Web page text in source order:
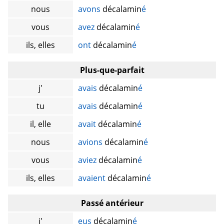
nous avons décalaminé
vous
avez décalaminé
ils, elles
ont décalaminé
Plus-que-parfait
j'
avais décalaminé
tu
avais décalaminé
il, elle
avait décalaminé
nous
avions décalaminé
vous
aviez décalaminé
ils, elles
avaient décalaminé
Passé antérieur
j'
eus décalaminé